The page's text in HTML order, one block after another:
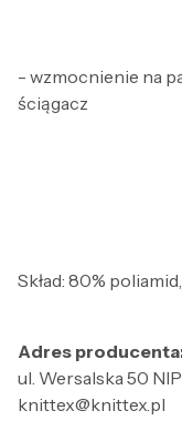
- wzmocnienie na
ściągacz
Skład: 80%
Adres
ul. Wersalska 50
knittex@knittex.pl